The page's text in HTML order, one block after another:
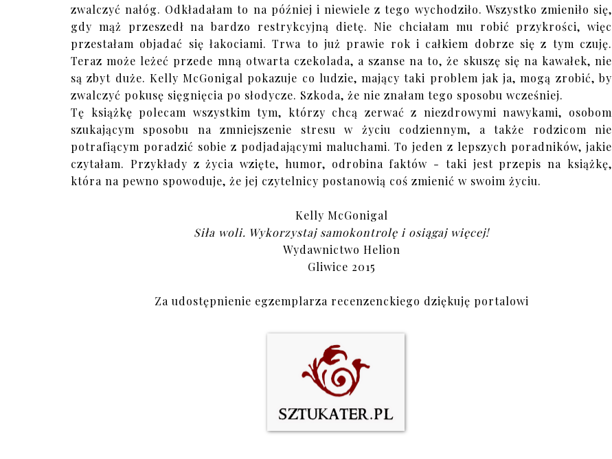
zwalczyć nałóg. Odkładałam to na później i niewiele z tego wychodziło. Wszystko zmieniło się,
gdy mąż przeszedł na bardzo restrykcyjną dietę. Nie chciałam mu robić przykrości, więc
przestałam objadać się łakociami. Trwa to już prawie rok i całkiem dobrze się z tym czuję.
Teraz może leżeć przede mną otwarta czekolada, a szanse na to, że skuszę się na kawałek, nie
są zbyt duże. Kelly McGonigal pokazuje co ludzie, mający taki problem jak ja, mogą zrobić, by
zwalczyć pokusę sięgnięcia po słodycze. Szkoda, że nie znałam tego sposobu wcześniej.
Tę książkę polecam wszystkim tym, którzy chcą zerwać z niezdrowymi nawykami, osobom
szukającym sposobu na zmniejszenie stresu w życiu codziennym, a także rodzicom nie
potrafiącym poradzić sobie z podjadającymi maluchami. To jeden z lepszych poradników, jakie
czytałam. Przykłady z życia wzięte, humor, odrobina faktów - taki jest przepis na książkę,
która na pewno spowoduje, że jej czytelnicy postanowią coś zmienić w swoim życiu.
Kelly McGonigal
Siła woli. Wykorzystaj samokontrolę i osiągaj więcej!
Wydawnictwo Helion
Gliwice 2015
Za udostępnienie egzemplarza recenzenckiego dziękuję portalowi